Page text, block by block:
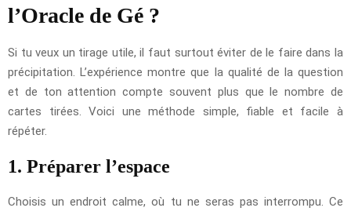
l’Oracle de Gé ?
Si tu veux un tirage utile, il faut surtout éviter de le faire dans la
précipitation. L’expérience montre que la qualité de la question
et de ton attention compte souvent plus que le nombre de
cartes tirées. Voici une méthode simple, fiable et facile à
répéter.
1. Préparer l’espace
Choisis un endroit calme, où tu ne seras pas interrompu. Ce